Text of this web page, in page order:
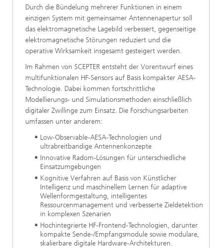
Durch die Bündelung mehrerer Funktionen in einem
einzigen System mit gemeinsamer Antennenapertur soll
das elektromagnetische Lagebild verbessert, gegenseitige
elektromagnetische Störungen reduziert und die
operative Wirksamkeit insgesamt gesteigert werden.
Im Rahmen von SCEPTER entsteht der Vorentwurf eines
multifunktionalen HF-Sensors auf Basis kompakter AESA-
Technologie. Dabei kommen fortschrittliche
Modellierungs- und Simulationsmethoden einschließlich
digitaler Zwillinge zum Einsatz. Die Forschungsarbeiten
umfassen unter anderem:
Low-Observable-AESA-Technologien und
ultrabreitbandige Antennenkonzepte
Innovative Radom-Lösungen für unterschiedliche
Einsatzumgebungen
Kognitive Verfahren auf Basis von Künstlicher
Intelligenz und maschinellem Lernen für adaptive
Wellenformgestaltung, intelligentes
Ressourcenmanagement und verbesserte Zieldetektion
in komplexen Szenarien
Hochintegrierte HF-Frontend-Technologien, darunter
kompakte Sende-/Empfangsmodule sowie modulare,
skalierbare digitale Hardware-Architekturen.